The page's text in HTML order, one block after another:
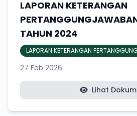
LAPORAN KETERANGAN
TAHUN 2024
LAPORAN KETERANGAN
27 Feb 2026
Lihat